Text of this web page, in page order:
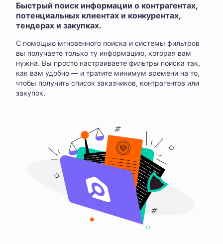
Быстрый поиск информации о контрагентах,
потенциальных клиентах и конкурентах,
тендерах и закупках.
С помощью мгновенного поиска и системы фильтров
вы получаете только ту информацию, которая вам
нужна. Вы просто настраиваете фильтры поиска так,
как вам удобно — и тратите минимум времени на то,
чтобы получить список заказчиков, контрагентов или
закупок.